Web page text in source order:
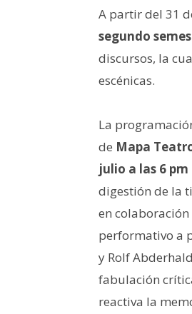
A partir del 31
segundo
discursos, la
escénicas.
La
de Mapa
julio a las 6
digestión de la
en colaboración
performativo a
y Rolf
fabulación
reactiva la